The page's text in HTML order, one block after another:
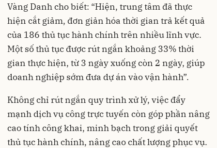
Vàng Danh cho biết: “Hiện, trung tâm đã thực
hiện cắt giảm, đơn giản hóa thời gian trả kết quả
của 186 thủ tục hành chính trên nhiều lĩnh vực.
Một số thủ tục được rút ngắn khoảng 33% thời
gian thực hiện, từ 3 ngày xuống còn 2 ngày, giúp
doanh nghiệp sớm đưa dự án vào vận hành”.
Không chỉ rút ngắn quy trình xử lý, việc đẩy
mạnh dịch vụ công trực tuyến còn góp phần nâng
cao tính công khai, minh bạch trong giải quyết
thủ tục hành chính, nâng cao chất lượng phục vụ.